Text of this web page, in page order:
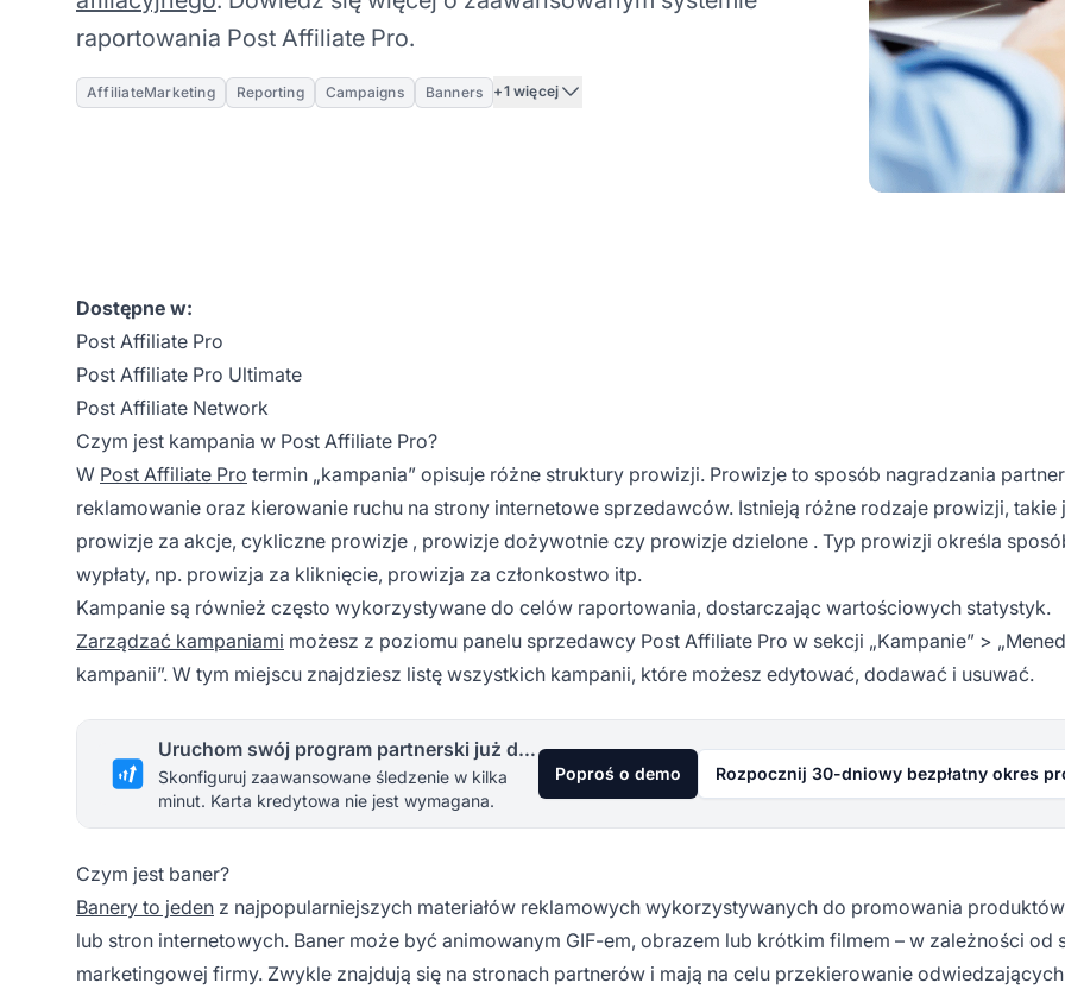
raportowania Post Affiliate Pro.
AffiliateMarketing Reporting Campaigns Banners +1 więcej
Dostępne w:
Post Affiliate Pro
Post Affiliate Pro Ultimate
Post Affiliate Network
Czym jest kampania w Post Affiliate Pro?
W Post Affiliate Pro termin „kampania” opisuje różne struktury prowizji. Prowizje to sposób nagradzania
reklamowanie oraz kierowanie ruchu na strony internetowe sprzedawców. Istnieją różne rodzaje prowizji, takie
prowizje za akcje, cykliczne prowizje , prowizje dożywotnie czy prowizje dzielone . Typ prowizji określa
wypłaty, np. prowizja za kliknięcie, prowizja za członkostwo itp.
Kampanie są również często wykorzystywane do celów raportowania, dostarczając wartościowych statystyk.
Zarządzać kampaniami możesz z poziomu panelu sprzedawcy Post Affiliate Pro w sekcji „Kampanie” >
kampanii”. W tym miejscu znajdziesz listę wszystkich kampanii, które możesz edytować, dodawać i usuwać.
Uruchom swój program partnerski już dziś
Skonfiguruj zaawansowane śledzenie w kilka
minut. Karta kredytowa nie jest wymagana.
Poproś o demo Rozpocznij 30-dniowy bezpłatny okres
Czym jest baner?
Banery to jeden z najpopularniejszych materiałów reklamowych wykorzystywanych do promowania produktów,
lub stron internetowych. Baner może być animowanym GIF-em, obrazem lub krótkim filmem – w zależności od
marketingowej firmy. Zwykle znajdują się na stronach partnerów i mają na celu przekierowanie